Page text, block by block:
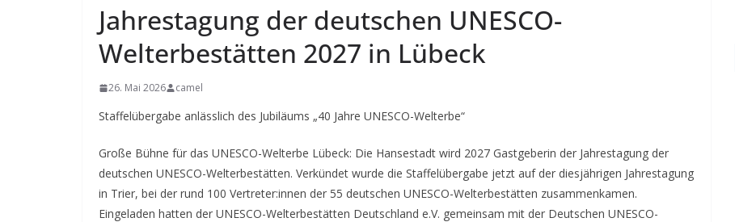
Jahrestagung der deutschen UNESCO-
Welterbestätten 2027 in Lübeck
26. Mai 2026 camel
Staffelübergabe anlässlich des Jubiläums „40 Jahre UNESCO-Welterbe“
Große Bühne für das UNESCO-Welterbe Lübeck: Die Hansestadt wird 2027 Gastgeberin der Jahrestagung der
deutschen UNESCO-Welterbestätten. Verkündet wurde die Staffelübergabe jetzt auf der diesjährigen Jahrestagung
in Trier, bei der rund 100 Vertreter:innen der 55 deutschen UNESCO-Welterbestätten zusammenkamen.
Eingeladen hatten der UNESCO-Welterbestätten Deutschland e.V. gemeinsam mit der Deutschen UNESCO-